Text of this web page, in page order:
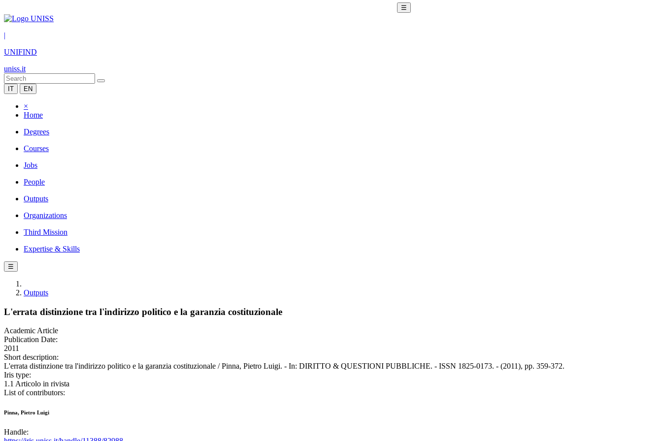
☰
|
UNIFIND
uniss.it
IT EN
×
Home
Degrees
Courses
Jobs
People
Outputs
Organizations
Third Mission
Expertise & Skills
☰
Outputs
L'errata distinzione tra l'indirizzo politico e la garanzia costituzionale
Academic Article
Publication Date:
2011
Short description:
L'errata distinzione tra l'indirizzo politico e la garanzia costituzionale / Pinna, Pietro Luigi. - In: DIRITTO & QUESTIONI PUBBLICHE. - ISSN 1825-0173. - (2011), pp. 359-372.
Iris type:
1.1 Articolo in rivista
List of contributors:
Pinna, Pietro Luigi
Handle: